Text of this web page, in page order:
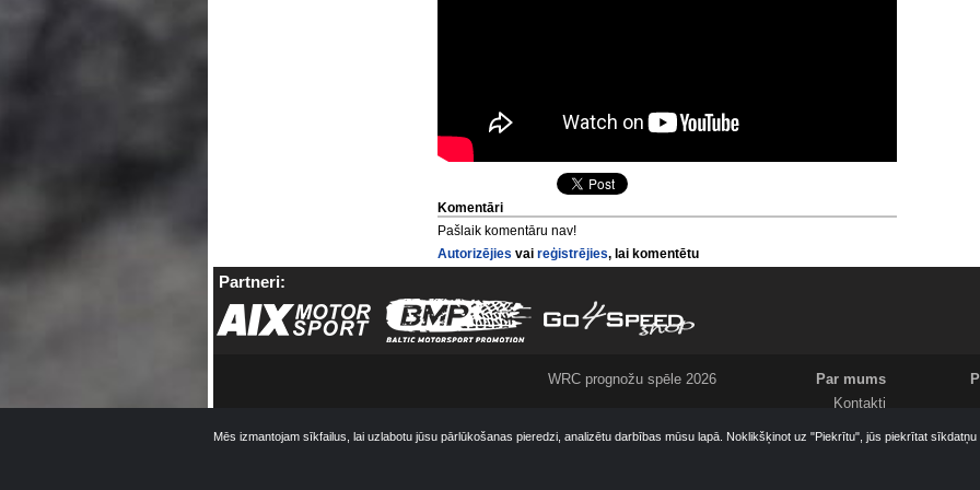
Komentāri
Pašlaik komentāru nav!
Autorizējies vai reģistrējies, lai komentētu
Partneri:
WRC prognožu spēle 2026
Par mums
Kontakti
Komanda
Mēs izmantojam sīkfailus, lai uzlabotu jūsu pārlūkošanas pieredzi, analizētu darbības mūsu lapā. Noklikšķinot uz "Piekrītu", jūs piekrītat sīkdatņu